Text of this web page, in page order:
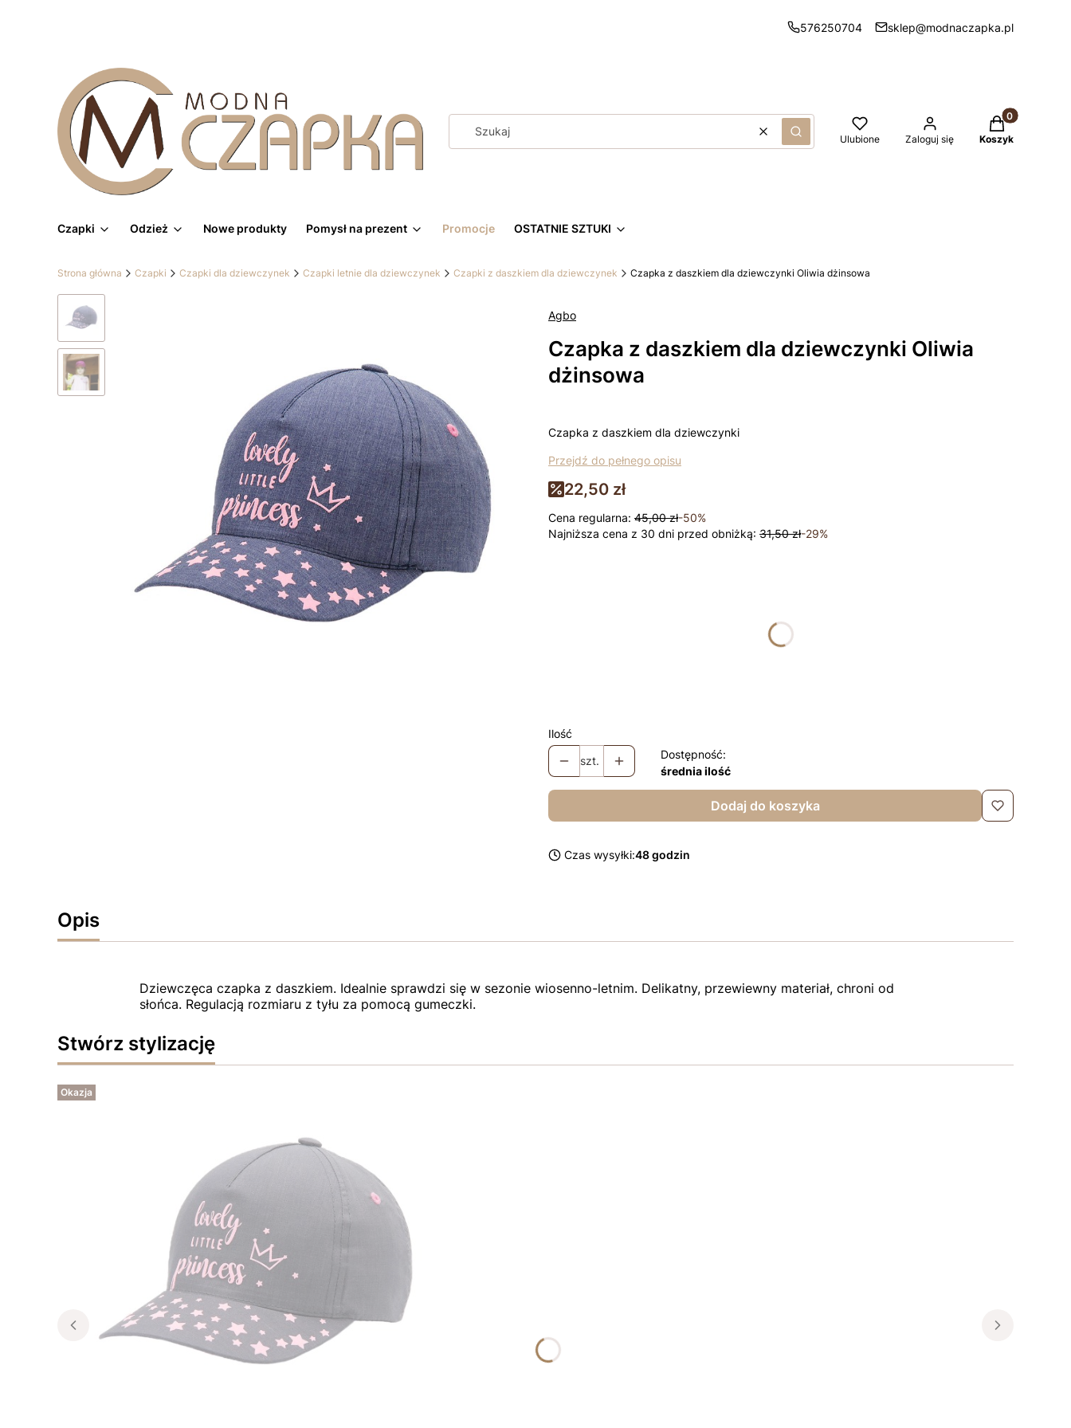
576250704 sklep@modnaczapka.pl
WyczyśćSzukaj Ulubione Zaloguj się
Produkty w
Koszyk
Czapki Odzież Nowe produkty Pomysł na prezent Promocje OSTATNIE SZTUKI
Strona główna Czapki Czapki dla dziewczynek Czapki letnie dla dziewczynek Czapki z daszkiem dla dziewczynek Czapka z daszkiem dla dziewczynki Oliwia dżinsowa
Agbo
Czapka z daszkiem dla dziewczynki Oliwia
dżinsowa
Czapka z daszkiem dla dziewczynki
Przejdź do pełnego opisu
22,50 zł
Cena regularna: 45,00 zł-50%
Najniższa cena z 30 dni przed obniżką: 31,50 zł-29%
Ilość
szt.
Dostępność:
średnia ilość
Dodaj do koszyka
Czas wysyłki:48 godzin
Opis
Dziewczęca czapka z daszkiem. Idealnie sprawdzi się w sezonie wiosenno-letnim. Delikatny, przewiewny materiał, chroni od
słońca. Regulacją rozmiaru z tyłu za pomocą gumeczki.
Stwórz stylizację
Okazja